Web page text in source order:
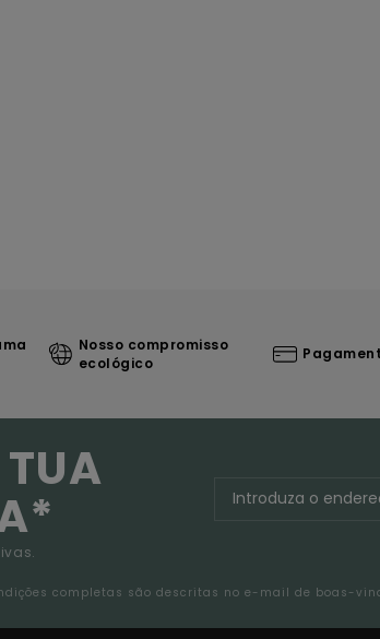
Nosso compromisso
ecológico
completas são descritas no e-mail de boas-